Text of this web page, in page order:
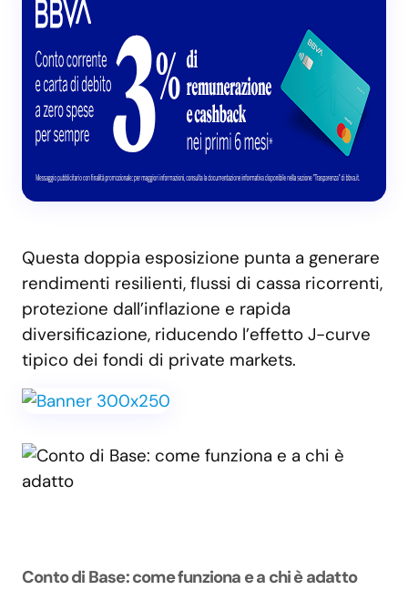
Questa doppia esposizione punta a generare
rendimenti resilienti, flussi di cassa ricorrenti,
protezione dall’inflazione e rapida
diversificazione, riducendo l’effetto J-curve
tipico dei fondi di private markets.
Conto di Base: come funziona e a chi è adatto